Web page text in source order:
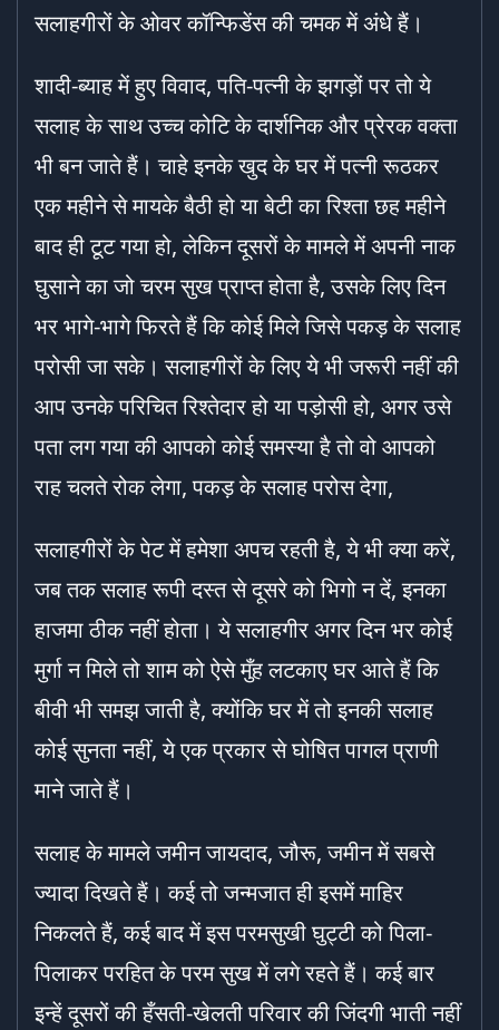
सलाहगीरों के ओवर कॉन्फिडेंस की चमक में अंधे हैं।
शादी-ब्याह में हुए विवाद, पति-पत्नी के झगड़ों पर तो ये
सलाह के साथ उच्च कोटि के दार्शनिक और प्रेरक वक्ता
भी बन जाते हैं। चाहे इनके खुद के घर में पत्नी रूठकर
एक महीने से मायके बैठी हो या बेटी का रिश्ता छह महीने
बाद ही टूट गया हो, लेकिन दूसरों के मामले में अपनी नाक
घुसाने का जो चरम सुख प्राप्त होता है, उसके लिए दिन
भर भागे-भागे फिरते हैं कि कोई मिले जिसे पकड़ के सलाह
परोसी जा सके। सलाहगीरों के लिए ये भी जरूरी नहीं की
आप उनके परिचित रिश्तेदार हो या पड़ोसी हो, अगर उसे
पता लग गया की आपको कोई समस्या है तो वो आपको
राह चलते रोक लेगा, पकड़ के सलाह परोस देगा,
सलाहगीरों के पेट में हमेशा अपच रहती है, ये भी क्या करें,
जब तक सलाह रूपी दस्त से दूसरे को भिगो न दें, इनका
हाजमा ठीक नहीं होता। ये सलाहगीर अगर दिन भर कोई
मुर्गा न मिले तो शाम को ऐसे मुँह लटकाए घर आते हैं कि
बीवी भी समझ जाती है, क्योंकि घर में तो इनकी सलाह
कोई सुनता नहीं, ये एक प्रकार से घोषित पागल प्राणी
माने जाते हैं।
सलाह के मामले जमीन जायदाद, जौरू, जमीन में सबसे
ज्यादा दिखते हैं। कई तो जन्मजात ही इसमें माहिर
निकलते हैं, कई बाद में इस परमसुखी घुट्टी को पिला-
पिलाकर परहित के परम सुख में लगे रहते हैं। कई बार
इन्हें दूसरों की हँसती-खेलती परिवार की जिंदगी भाती नहीं